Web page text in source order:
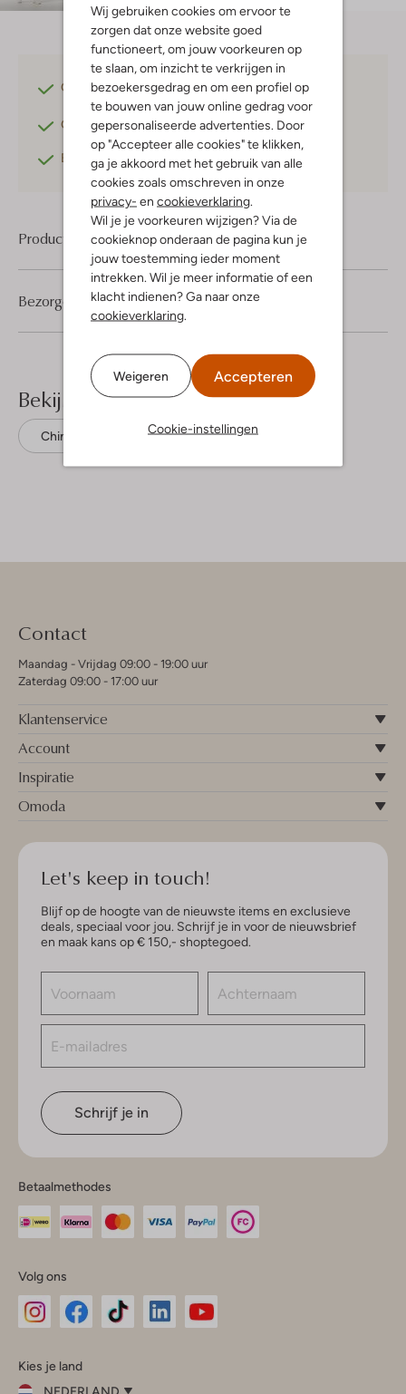
Wij gebruiken cookies om ervoor te
zorgen dat onze website goed
functioneert, om jouw voorkeuren op
te slaan, om inzicht te verkrijgen in
bezoekersgedrag en om een profiel op
te bouwen van jouw online gedrag voor
gepersonaliseerde advertenties. Door
op "Accepteer alle cookies" te klikken,
ga je akkoord met het gebruik van alle
cookies zoals omschreven in onze
privacy- en cookieverklaring.
Wil je je voorkeuren wijzigen? Via de
cookieknop onderaan de pagina kun je
jouw toestemming ieder moment
intrekken. Wil je meer informatie of een
klacht indienen? Ga naar onze
cookieverklaring.
Weigeren Accepteren
Cookie-instellingen
Gratis verzendingvanaf €75,-
Gratis retournerenbinnen 30 dagen*
Betaal achteraf met Klarna
Product informatie
Bezorgen & retourneren
Bekijk meer
Chino's Cast Iron Katoen
Contact
Maandag - Vrijdag 09:00 - 19:00 uur
Zaterdag 09:00 - 17:00 uur
Klantenservice
Account
Inspiratie
Omoda
Let's keep in touch!
Blijf op de hoogte van de nieuwste items en exclusieve
deals, speciaal voor jou. Schrijf je in voor de nieuwsbrief
en maak kans op € 150,- shoptegoed.
Schrijf je in
Betaalmethodes
Volg ons
InstagramFacebook
Kies je land